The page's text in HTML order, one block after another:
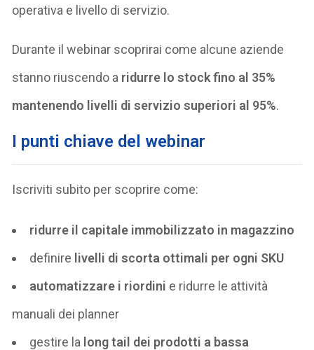
operativa e livello di servizio.
Durante il webinar scoprirai come alcune aziende
stanno riuscendo a ridurre lo stock fino al 35%
mantenendo livelli di servizio superiori al 95%.
I punti chiave del webinar
Iscriviti subito per scoprire come:
ridurre il capitale immobilizzato in magazzino
definire livelli di scorta ottimali per ogni SKU
automatizzare i riordini e ridurre le attività
manuali dei planner
gestire la long tail dei prodotti a bassa